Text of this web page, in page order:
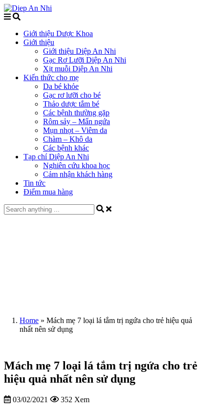
Giới thiệu Dược Khoa
Giới thiệu
Giới thiệu Diệp An Nhi
Gạc Rơ Lưỡi Diệp An Nhi
Xịt muỗi Diệp An Nhi
Kiến thức cho mẹ
Da bé khỏe
Gạc rơ lưỡi cho bé
Thảo dược tắm bé
Các bệnh thường gặp
Rôm sảy – Mẩn ngứa
Mụn nhọt – Viêm da
Chàm – Khô da
Các bệnh khác
Tạp chí Diệp An Nhi
Nghiên cứu khoa học
Cảm nhận khách hàng
Tin tức
Điểm mua hàng
Home » Mách mẹ 7 loại lá tắm trị ngứa cho trẻ hiệu quả
nhất nên sử dụng
Mách mẹ 7 loại lá tắm trị ngứa cho trẻ
hiệu quả nhất nên sử dụng
03/02/2021 352 Xem